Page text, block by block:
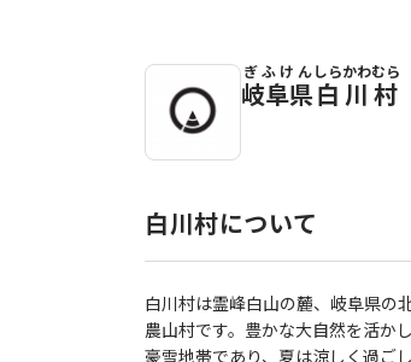
白川村のふるさと納税返礼品一
岐阜県
ぎふけん
白川村
しらかわむら
白川村について
白川村は霊峰白山の麓、岐阜県の
農山村です。豊かな大自然を活か
豪雪地帯であり、夏は涼しく過ご